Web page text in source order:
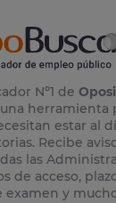
Nº1 de
herramienta
estar al
Recibe
las
de acceso,
examen y